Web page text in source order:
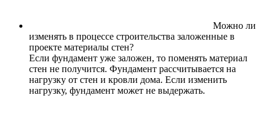
Можно ли
изменять в процессе строительства заложенные в
проекте материалы стен?
Если фундамент уже заложен, то поменять материал
стен не получится. Фундамент рассчитывается на
нагрузку от стен и кровли дома. Если изменить
нагрузку, фундамент может не выдержать.